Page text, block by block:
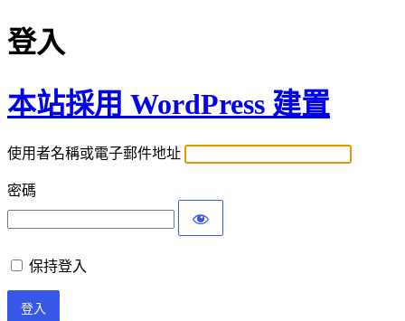
登入
本站採用 WordPress 建置
使用者名稱或電子郵件地址
密碼
保持登入